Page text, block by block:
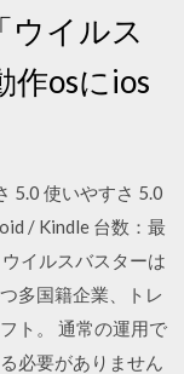
ウイルス
作osにios
5.0 使いやすさ 5.0
/ Kindle 台数：最
イルスバスターは
多国籍企業、トレ
ト。 通常の運用で
必要がありません